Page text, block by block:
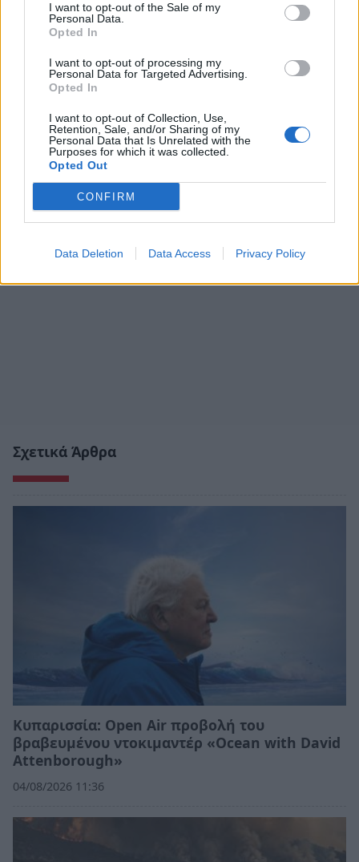
I want to opt-out of the Sale of my
Personal Data.
Opted In
I want to opt-out of processing my
Personal Data for Targeted Advertising.
Opted In
I want to opt-out of Collection, Use,
Retention, Sale, and/or Sharing of my
Personal Data that Is Unrelated with the
Purposes for which it was collected.
Opted Out
CONFIRM
Data Deletion Data Access Privacy Policy
Σχετικά Άρθρα
Κυπαρισσία: Open Air προβολή του
βραβευμένου ντοκιμαντέρ «Ocean with David
Attenborough»
04/08/2026 11:36